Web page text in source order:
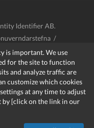
is important. We use
for the site to function
and analyze traffic are
customize which cookies
at any time to adjust
[click on the link in our
Identifier AB.
/
/ Cookies